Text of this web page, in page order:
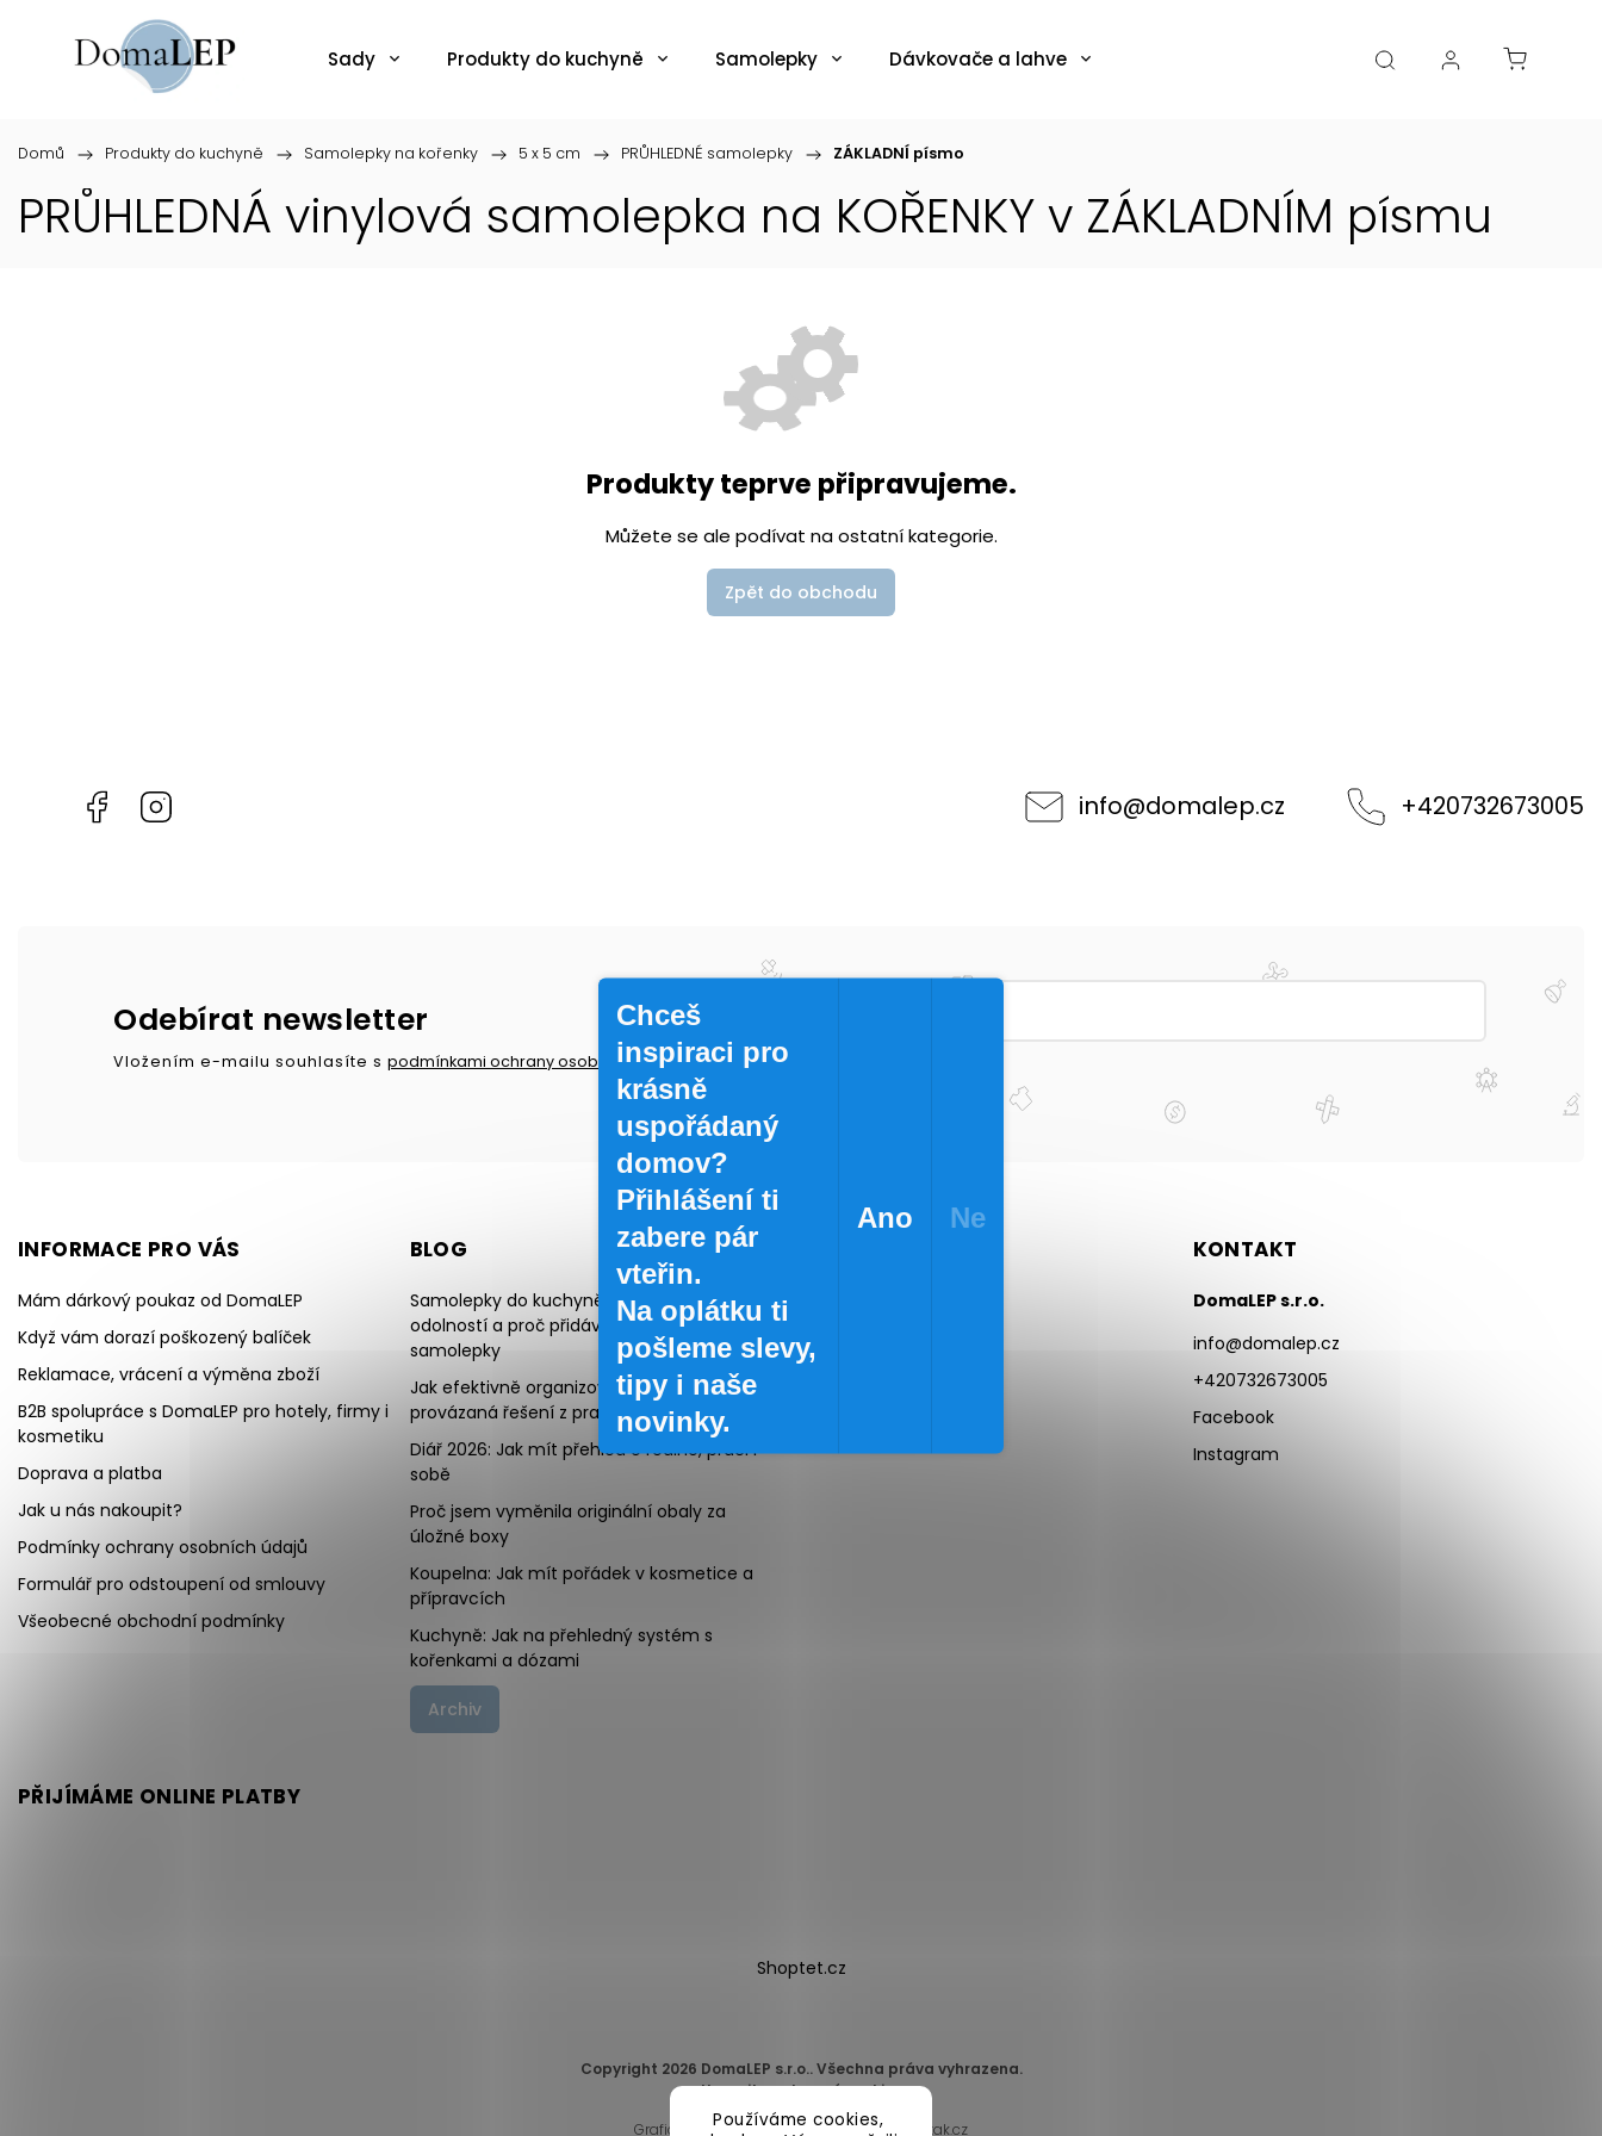
Používáme cookies,
Sady Produkty do kuchyně Samolepky Dávkovače a lahve Boxy, dózy, kořenky, skleničky Akce
Domů / Produkty do kuchyně / Samolepky na kořenky / 5 x 5 cm / PRŮHLEDNÉ samolepky / ZÁKLADNÍ písmo
PRŮHLEDNÁ vinylová samolepka na KOŘENKY v ZÁKLADNÍM písmu
Produkty teprve připravujeme.
Můžete se ale podívat na ostatní kategorie.
Zpět do obchodu
Facebook info@domalep.cz +420732673005
INFORMACE PRO VÁS
Mám dárkový poukaz od DomaLEP
Když vám dorazí poškozený balíček
Reklamace, vrácení a výměna zboží
B2B spolupráce s DomaLEP pro hotely, firmy i
kosmetiku
Doprava a platba
Jak u nás nakoupit?
Podmínky ochrany osobních údajů
Formulář pro odstoupení od smlouvy
Všeobecné obchodní podmínky
BLOG
Samolepky do kuchyně a myčka: jak je to s
odolností a proč přidáváme testovací
samolepky
Jak efektivně organizovat koření a potraviny:
provázaná řešení z praxe
Diář 2026: Jak mít přehled o rodině, práci i
sobě
Proč jsem vyměnila originální obaly za
úložné boxy
Koupelna: Jak mít pořádek v kosmetice a
přípravcích
Kuchyně: Jak na přehledný systém s
kořenkami a dózami
Archiv
Odebírat newsletter
Vložením e-mailu souhlasíte s podmínkami ochrany osobních údajů
KONTAKT
DomaLEP s.r.o.
info@domalep.cz
+420732673005
Facebook
Instagram
PŘIJÍMÁME ONLINE PLATBY
Shoptet.cz
Copyright 2026 DomaLEP s.r.o.. Všechna práva vyhrazena.
Upravit nastavení cookies
Grafický návrh vytvořil a nakódovalShoptak.cz
Chceš
inspiraci pro
krásně
uspořádaný
domov?
Přihlášení ti
zabere pár
vteřin.
Na oplátku ti
pošleme slevy,
tipy i naše
novinky.
Ano Ne